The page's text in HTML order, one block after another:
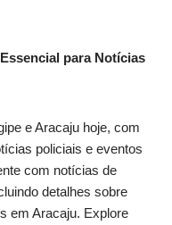
para Notícias
e Aracaju hoje, com
policiais e eventos
com notícias de
detalhes sobre
em Aracaju. Explore